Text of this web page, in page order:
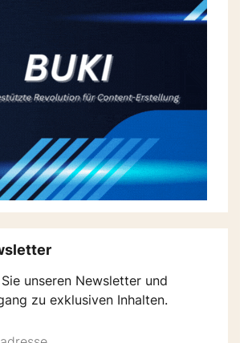
unseren Newsletter und
zu exklusiven Inhalten.